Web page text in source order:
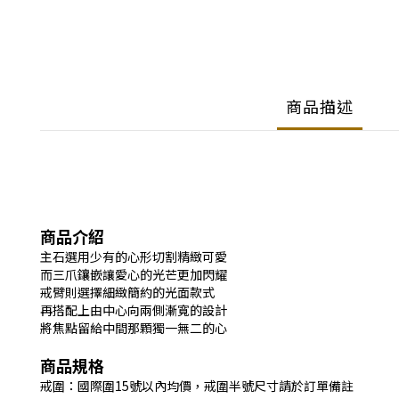
商品描述
商品介紹
主石選用少有的心形切割精緻可愛
而三爪鑲嵌讓愛心的光芒更加閃耀
戒臂則選擇細緻簡約的光面款式
再搭配上由中心向兩側漸寬的設計
將焦點留給中間那顆獨一無二的心
商品規格
戒圍：國際圍15號以內均價，戒圍半號尺寸請於訂單備註